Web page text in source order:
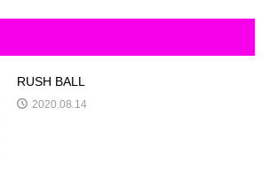
RUSH BALL
2020.08.14